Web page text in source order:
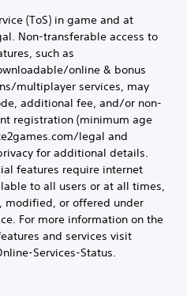
(ToS) in game and at
Non-transferable access to
such as
online & bonus
multiplayer services, may
additional fee, and/or non-
registration (minimum age
legal and
for additional details.
features require internet
to all users or at all times,
modified, or offered under
For more information on the
and services visit
Services-Status.